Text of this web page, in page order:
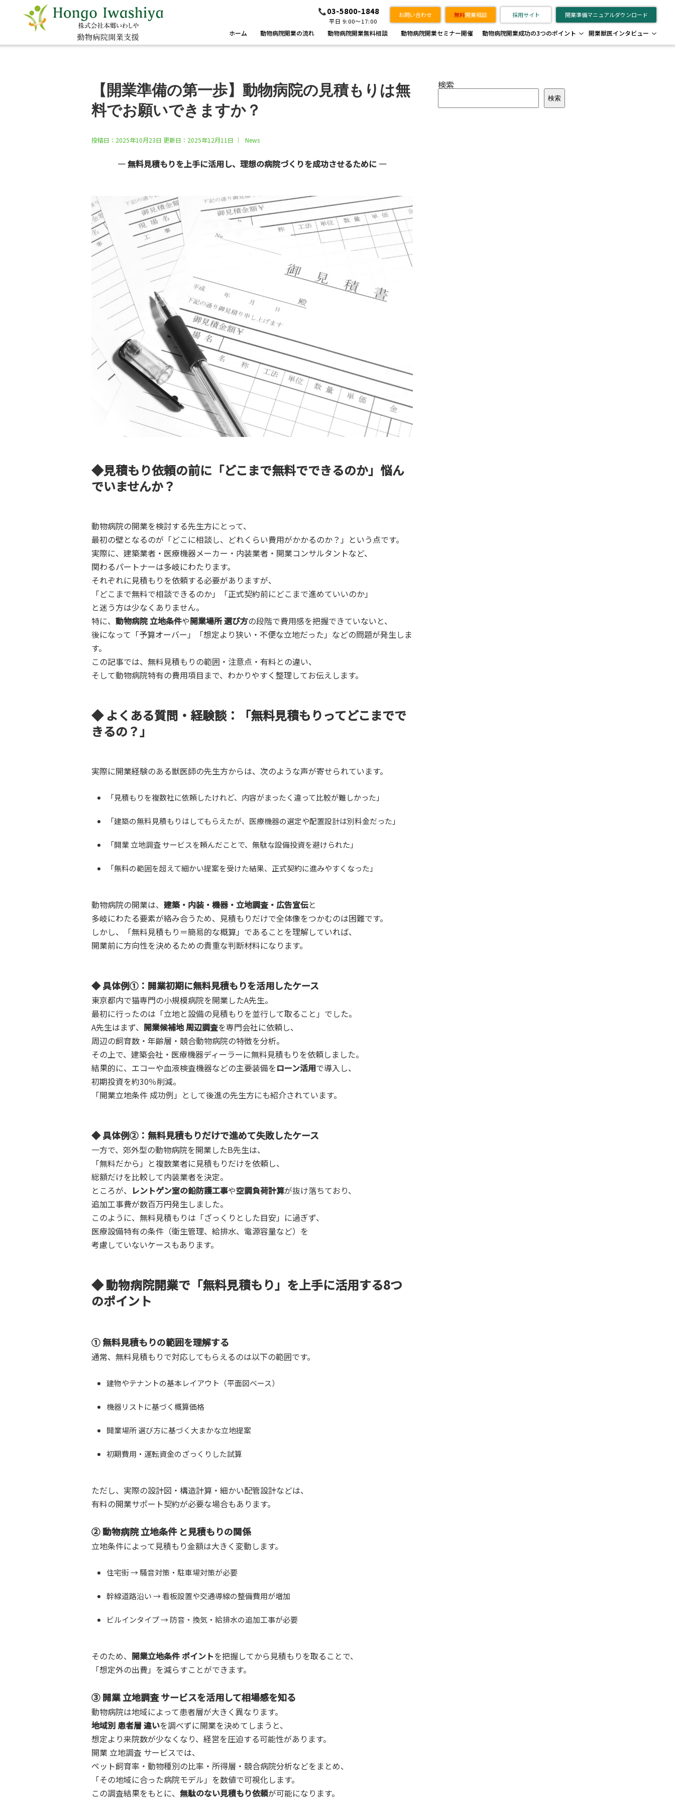
03-5800-1848
平日 9:00～17:00
お問い合わせ 無料開業相談 採用サイト 開業準備マニュアルダウンロード
ホーム 動物病院開業の流れ 動物病院開業無料相談 動物病院開業セミナー開催 動物病院開業成功の3つのポイント 開業獣医インタビュー
【開業準備の第一歩】動物病院の見積もりは無
料でお願いできますか？
投稿日：2025年10月23日 更新日： 2025年12月11日 ｜ News
― 無料見積もりを上手に活用し、理想の病院づくりを成功させるために ―
◆見積もり依頼の前に「どこまで無料でできるのか」悩ん
でいませんか？
動物病院の開業を検討する先生方にとって、
最初の壁となるのが「どこに相談し、どれくらい費用がかかるのか？」という点です。
実際に、建築業者・医療機器メーカー・内装業者・開業コンサルタントなど、
関わるパートナーは多岐にわたります。
それぞれに見積もりを依頼する必要がありますが、
「どこまで無料で相談できるのか」「正式契約前にどこまで進めていいのか」
と迷う方は少なくありません。
特に、 動物病院 立地条件や開業場所 選び方の段階で費用感を把握できていないと、
後になって「予算オーバー」「想定より狭い・不便な立地だった」などの問題が発生しま
す。
この記事では、無料見積もりの範囲・注意点・有料との違い、
そして動物病院特有の費用項目まで、わかりやすく整理してお伝えします。
◆ よくある質問・経験談：「無料見積もりってどこまでで
きるの？」
実際に開業経験のある獣医師の先生方からは、次のような声が寄せられています。
「見積もりを複数社に依頼したけれど、内容がまったく違って比較が難しかった」
「建築の無料見積もりはしてもらえたが、医療機器の選定や配置設計は別料金だった」
「開業 立地調査 サービスを頼んだことで、無駄な設備投資を避けられた」
「無料の範囲を超えて細かい提案を受けた結果、正式契約に進みやすくなった」
動物病院の開業は、 建築・内装・機器・立地調査・広告宣伝と
多岐にわたる要素が絡み合うため、見積もりだけで全体像をつかむのは困難です。
しかし、「無料見積もり＝簡易的な概算」であることを理解していれば、
開業前に方向性を決めるための貴重な判断材料になります。
◆ 具体例①：開業初期に無料見積もりを活用したケース
東京都内で猫専門の小規模病院を開業したA先生。
最初に行ったのは「立地と設備の見積もりを並行して取ること」でした。
A先生はまず、 開業候補地 周辺調査を専門会社に依頼し、
周辺の飼育数・年齢層・競合動物病院の特徴を分析。
その上で、建築会社・医療機器ディーラーに無料見積もりを依頼しました。
結果的に、エコーや血液検査機器などの主要装備をローン活用で導入し、
初期投資を約30％削減。
「開業立地条件 成功例」として後進の先生方にも紹介されています。
◆ 具体例②：無料見積もりだけで進めて失敗したケース
一方で、郊外型の動物病院を開業したB先生は、
「無料だから」と複数業者に見積もりだけを依頼し、
総額だけを比較して内装業者を決定。
ところが、 レントゲン室の鉛防護工事や空調負荷計算が抜け落ちており、
追加工事費が数百万円発生しました。
このように、無料見積もりは「ざっくりとした目安」に過ぎず、
医療設備特有の条件（衛生管理、給排水、電源容量など）を
考慮していないケースもあります。
◆ 動物病院開業で「無料見積もり」を上手に活用する8つ
のポイント
① 無料見積もりの範囲を理解する
通常、無料見積もりで対応してもらえるのは以下の範囲です。
建物やテナントの基本レイアウト（平面図ベース）
機器リストに基づく概算価格
開業場所 選び方に基づく大まかな立地提案
初期費用・運転資金のざっくりした試算
ただし、実際の設計図・構造計算・細かい配管設計などは、
有料の開業サポート契約が必要な場合もあります。
② 動物病院 立地条件 と見積もりの関係
立地条件によって見積もり金額は大きく変動します。
住宅街 → 騒音対策・駐車場対策が必要
幹線道路沿い → 看板設置や交通導線の整備費用が増加
ビルインタイプ → 防音・換気・給排水の追加工事が必要
そのため、 開業立地条件 ポイントを把握してから見積もりを取ることで、
「想定外の出費」を減らすことができます。
③ 開業 立地調査 サービスを活用して相場感を知る
動物病院は地域によって患者層が大きく異なります。
地域別 患者層 違いを調べずに開業を決めてしまうと、
想定より来院数が少なくなり、経営を圧迫する可能性があります。
開業 立地調査 サービスでは、
ペット飼育率・動物種別の比率・所得層・競合病院分析などをまとめ、
「その地域に合った病院モデル」を数値で可視化します。
この調査結果をもとに、 無駄のない見積もり依頼が可能になります。
検索
検索